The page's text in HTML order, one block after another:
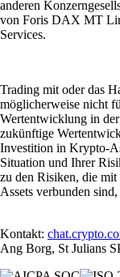
anderen
von Foris DAX MT
Services.
Trading mit oder das
möglicherweise nicht
Wertentwicklung in
zukünftige
Investition in Krypto-
Situation und Ihrer
zu den Risiken, die
Assets verbunden
Kontakt:
Ang Borg, St Julians